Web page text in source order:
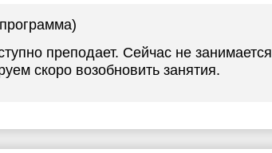
преподает. Сейчас не занимается
скоро возобновить занятия.